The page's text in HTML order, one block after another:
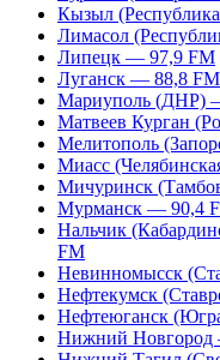
Кызыл
Лимасол
Липецк — 97,9 FM
Луганск — 88,8 FM
Мариуполь (ДНР)
Матвеев Курган
Мелитополь
Миасс
Мичуринск
Мурманск — 90,4
Нальчик
FM
Невинномысск
Нефтекумск
Нефтеюганск
Нижний Новгород